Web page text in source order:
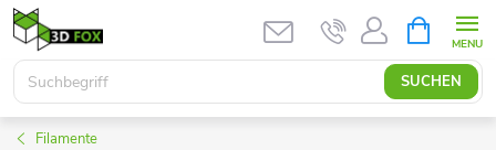
Zum
Inhalt
springen
SUCHEN
Filamente